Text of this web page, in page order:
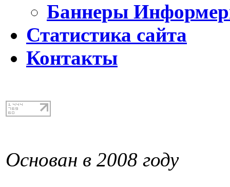
Баннеры
Статистика сайта
Контакты
Основан в 2008 году